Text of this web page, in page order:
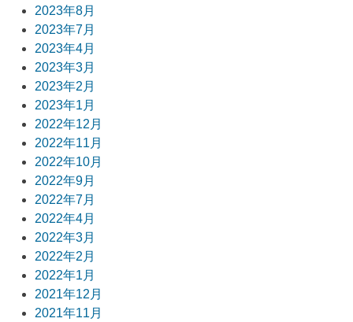
2023年8月
2023年7月
2023年4月
2023年3月
2023年2月
2023年1月
2022年12月
2022年11月
2022年10月
2022年9月
2022年7月
2022年4月
2022年3月
2022年2月
2022年1月
2021年12月
2021年11月